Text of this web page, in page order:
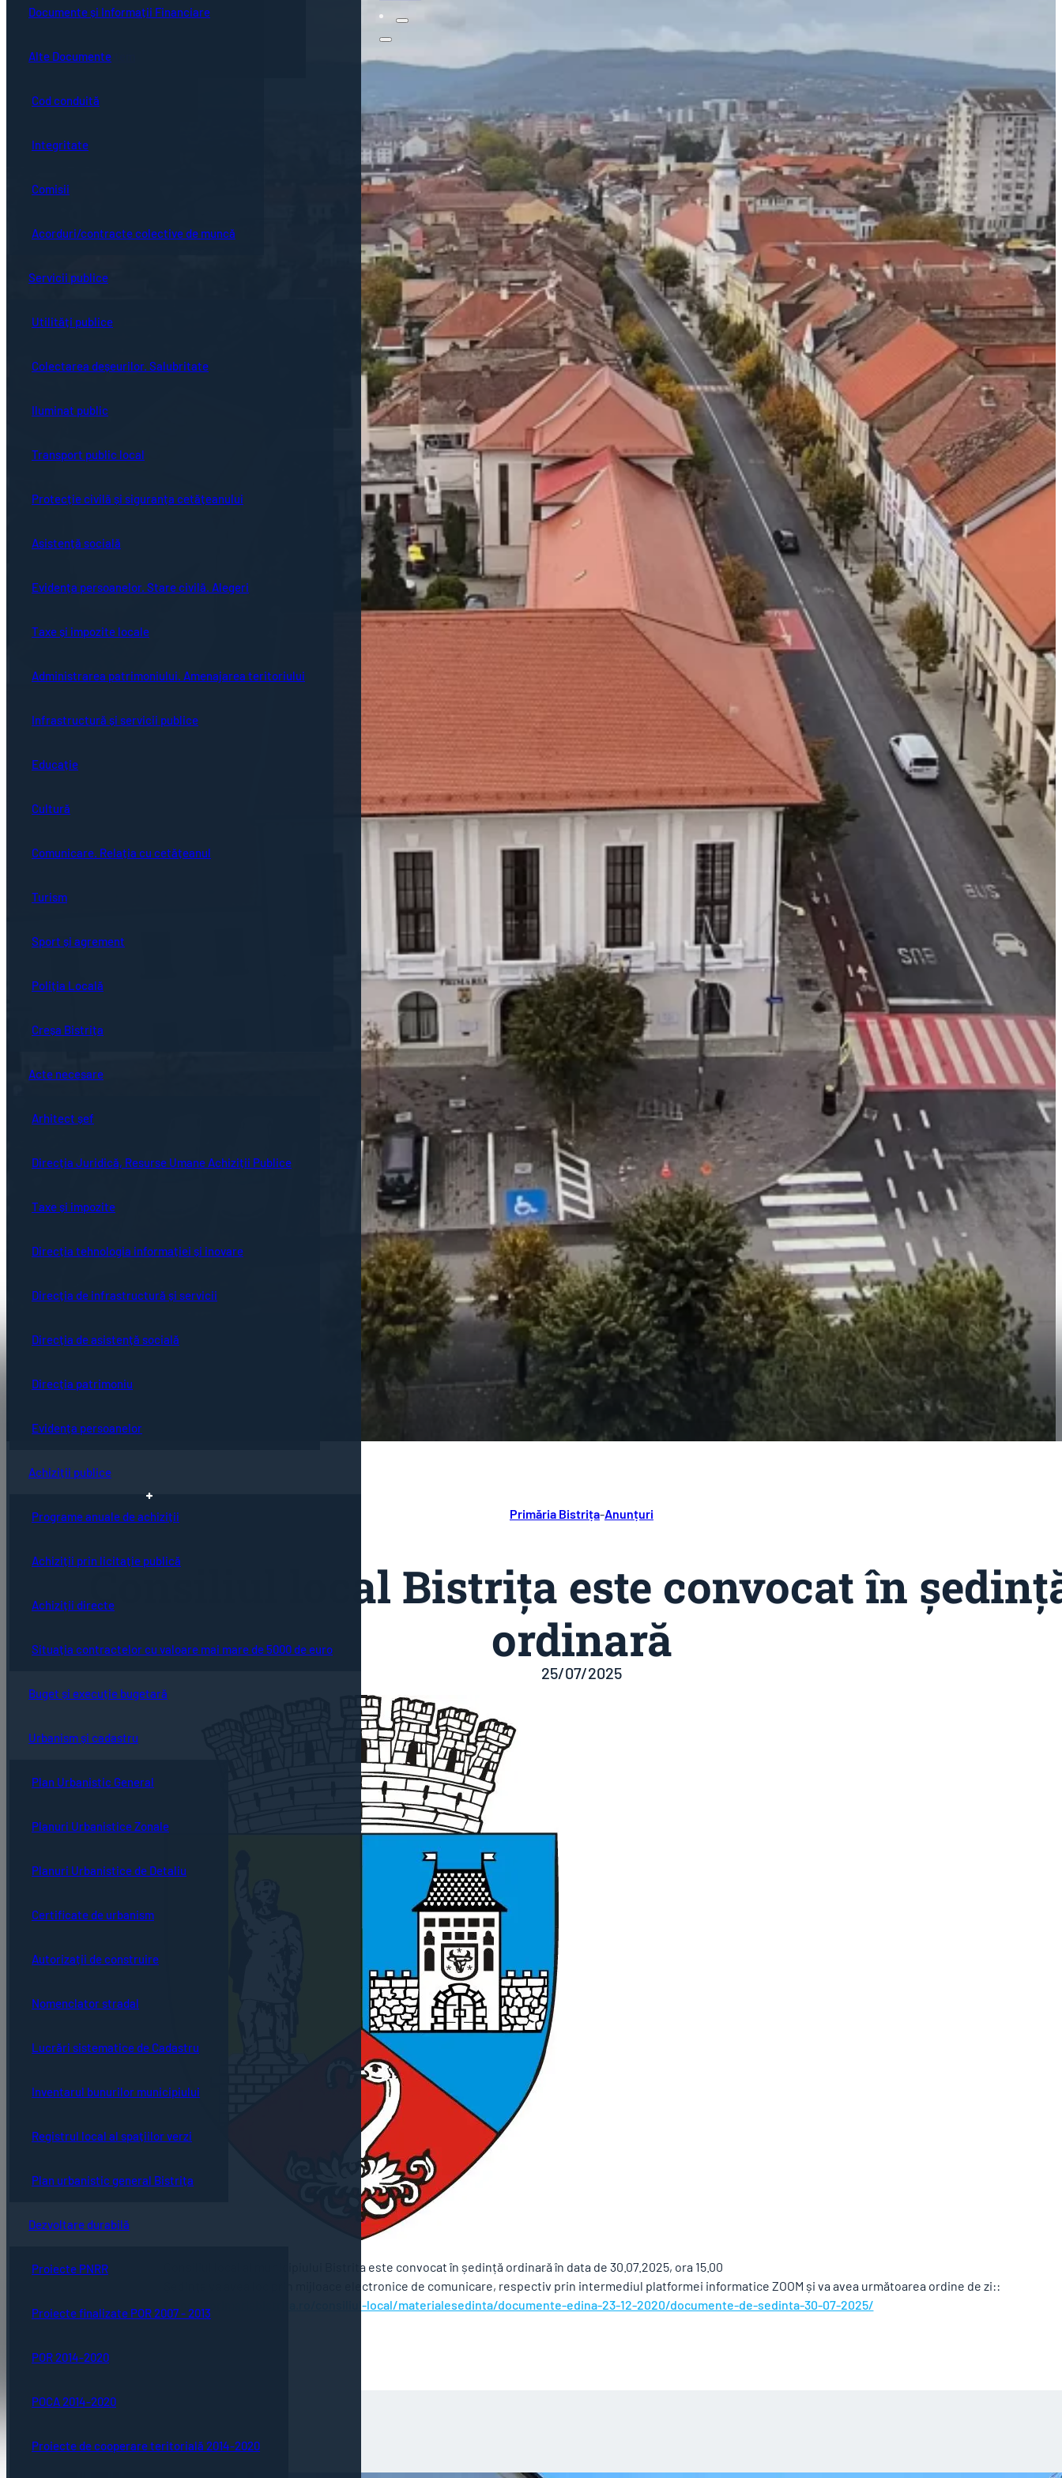
Guvernanță corporativă
Bistrița turistică
Evenimente locale
Hartă oraș
Ședințe online
Documente ședință
Hotărârile Consiliului Local
Concursuri
Proceduri de sistem
Cod conduită
Integritate
Comisii
Acorduri/contracte colective de muncă
Servicii publice
Utilități publice
Colectarea deșeurilor. Salubritate
Iluminat public
Transport public local
Protecție civilă și siguranța cetățeanului
Asistență socială
Evidența persoanelor. Stare civilă. Alegeri
Taxe și impozite locale
Administrarea patrimoniului. Amenajarea teritoriului
Infrastructură și servicii publice
Educație
Cultură
Comunicare. Relația cu cetățeanul
Turism
Sport și agrement
Poliția Locală
Creșa Bistrița
Acte necesare
Arhitect șef
Direcția Juridică, Resurse Umane Achiziții Publice
Taxe și impozite
Direcția tehnologia informației și inovare
Direcția de infrastructură și servicii
Direcția de asistență socială
Direcția patrimoniu
Evidența persoanelor
Achiziții publice
Programe anuale de achiziții
Achiziții prin licitație publică
Achiziții directe
Situația contractelor cu valoare mai mare de 5000 de euro
Buget și execuție bugetară
Urbanism și cadastru
Plan Urbanistic General
Planuri Urbanistice Zonale
Planuri Urbanistice de Detaliu
Certificate de urbanism
Autorizații de construire
Nomenclator stradal
Lucrări sistematice de Cadastru
Inventarul bunurilor municipiului
Registrul local al spațiilor verzi
Plan urbanistic general Bistrița
Dezvoltare durabilă
Proiecte PNRR
Proiecte finalizate POR 2007 - 2013
POR 2014-2020
POCA 2014-2020
Proiecte de cooperare teritorială 2014-2020
Documente și Informații Financiare
Alte Documente
Primăria Bistrița-Anunțuri
Consiliul local Bistriţa este convocat în
ordinară
25/07/2025
Consiliul local al municipiului Bistrita este convocat în ședință ordinară în data de 30.07.2025, ora 15.00
Şedinţa va avea loc prin mijloace electronice de comunicare, respectiv prin intermediul platformei informatice ZOOM și va avea următoarea ordine de zi::
https://primariabistrita.ro/consiliul-local/materialesedinta/documente-edina-23-12-2020/documente-de-sedinta-30-07-2025/